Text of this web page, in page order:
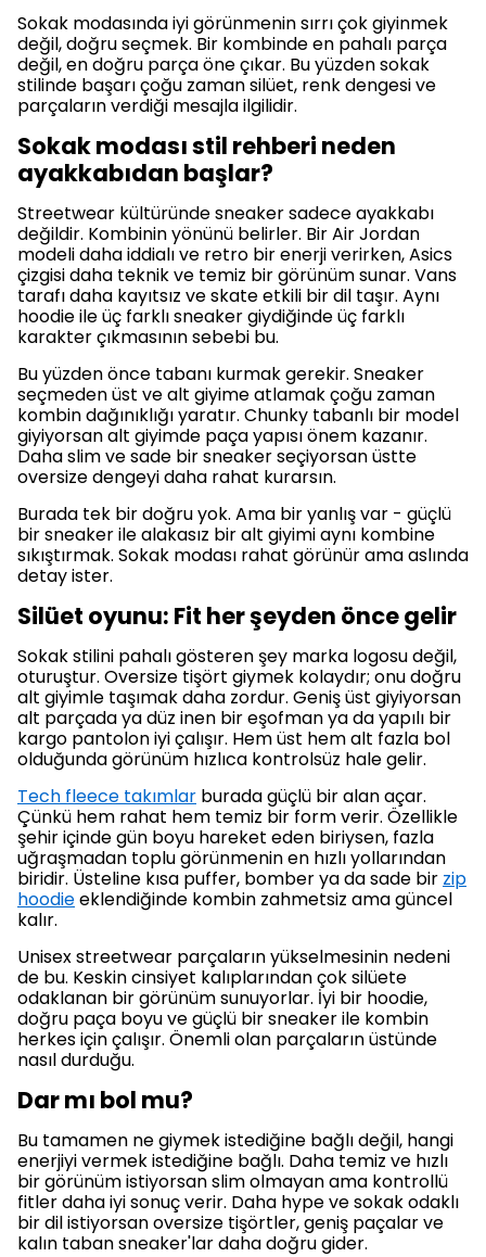
Sokak modasında iyi görünmenin sırrı çok giyinmek
değil, doğru seçmek. Bir kombinde en pahalı parça
değil, en doğru parça öne çıkar. Bu yüzden sokak
stilinde başarı çoğu zaman silüet, renk dengesi ve
parçaların verdiği mesajla ilgilidir.
Sokak modası stil rehberi neden
ayakkabıdan başlar?
Streetwear kültüründe sneaker sadece ayakkabı
değildir. Kombinin yönünü belirler. Bir Air Jordan
modeli daha iddialı ve retro bir enerji verirken, Asics
çizgisi daha teknik ve temiz bir görünüm sunar. Vans
tarafı daha kayıtsız ve skate etkili bir dil taşır. Aynı
hoodie ile üç farklı sneaker giydiğinde üç farklı
karakter çıkmasının sebebi bu.
Bu yüzden önce tabanı kurmak gerekir. Sneaker
seçmeden üst ve alt giyime atlamak çoğu zaman
kombin dağınıklığı yaratır. Chunky tabanlı bir model
giyiyorsan alt giyimde paça yapısı önem kazanır.
Daha slim ve sade bir sneaker seçiyorsan üstte
oversize dengeyi daha rahat kurarsın.
Burada tek bir doğru yok. Ama bir yanlış var - güçlü
bir sneaker ile alakasız bir alt giyimi aynı kombine
sıkıştırmak. Sokak modası rahat görünür ama aslında
detay ister.
Silüet oyunu: Fit her şeyden önce gelir
Sokak stilini pahalı gösteren şey marka logosu değil,
oturuştur. Oversize tişört giymek kolaydır; onu doğru
alt giyimle taşımak daha zordur. Geniş üst giyiyorsan
alt parçada ya düz inen bir eşofman ya da yapılı bir
kargo pantolon iyi çalışır. Hem üst hem alt fazla bol
olduğunda görünüm hızlıca kontrolsüz hale gelir.
Tech fleece takımlar burada güçlü bir alan açar.
Çünkü hem rahat hem temiz bir form verir. Özellikle
şehir içinde gün boyu hareket eden biriysen, fazla
uğraşmadan toplu görünmenin en hızlı yollarından
biridir. Üsteline kısa puffer, bomber ya da sade bir zip
hoodieeklendiğinde kombin zahmetsiz ama güncel
kalır.
Unisex streetwear parçaların yükselmesinin nedeni
de bu. Keskin cinsiyet kalıplarından çok silüete
odaklanan bir görünüm sunuyorlar. İyi bir hoodie,
doğru paça boyu ve güçlü bir sneaker ile kombin
herkes için çalışır. Önemli olan parçaların üstünde
nasıl durduğu.
Dar mı bol mu?
Bu tamamen ne giymek istediğine bağlı değil, hangi
enerjiyi vermek istediğine bağlı. Daha temiz ve hızlı
bir görünüm istiyorsan slim olmayan ama kontrollü
fitler daha iyi sonuç verir. Daha hype ve sokak odaklı
bir dil istiyorsan oversize tişörtler, geniş paçalar ve
kalın taban sneaker'lar daha doğru gider.